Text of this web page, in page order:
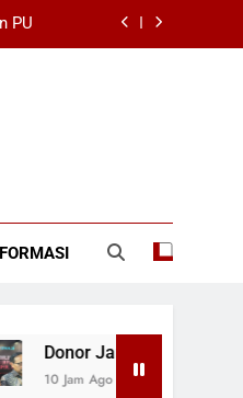
PU
Langka, LVAD Bawa